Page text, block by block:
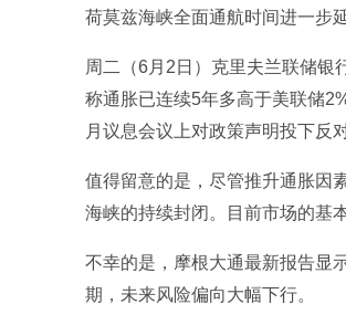
荷莫兹海峡全面通航时间进一步
周二（6月2日）克里夫兰联储银
称通胀已连续5年多高于美联储
月议息会议上对政策声明投下反
值得留意的是，尽管推升通胀因
海峡的持续封闭。目前市场的基
不幸的是，摩根大通最新报告显
期，未来风险偏向大幅下行。